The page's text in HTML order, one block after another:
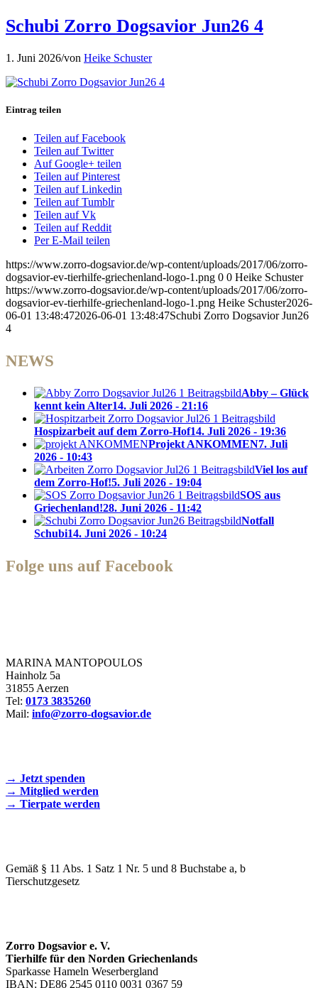
Schubi Zorro Dogsavior Jun26 4
1. Juni 2026/von Heike Schuster
Eintrag teilen
Teilen auf Facebook
Teilen auf Twitter
Auf Google+ teilen
Teilen auf Pinterest
Teilen auf Linkedin
Teilen auf Tumblr
Teilen auf Vk
Teilen auf Reddit
Per E-Mail teilen
https://www.zorro-dogsavior.de/wp-content/uploads/2017/06/zorro-
dogsavior-ev-tierhilfe-griechenland-logo-1.png 0 0 Heike Schuster
https://www.zorro-dogsavior.de/wp-content/uploads/2017/06/zorro-
dogsavior-ev-tierhilfe-griechenland-logo-1.png Heike Schuster2026-
06-01 13:48:472026-06-01 13:48:47Schubi Zorro Dogsavior Jun26
4
NEWS
Abby – Glück
kennt kein Alter14. Juli 2026 - 21:16
Hospizarbeit auf dem Zorro-Hof14. Juli 2026 - 19:36
Projekt ANKOMMEN7. Juli
2026 - 10:43
Viel los auf
dem Zorro-Hof!5. Juli 2026 - 19:04
SOS aus
Griechenland!28. Juni 2026 - 11:42
Notfall
Schubi14. Juni 2026 - 10:24
Folge uns auf Facebook
MARINA MANTOPOULOS
Hainholz 5a
31855 Aerzen
Tel: 0173 3835260
Mail: info@zorro-dogsavior.de
→ Jetzt spenden
→ Mitglied werden
→ Tierpate werden
Gemäß § 11 Abs. 1 Satz 1 Nr. 5 und 8 Buchstabe a, b
Tierschutzgesetz
Zorro Dogsavior e. V.
Tierhilfe für den Norden Griechenlands
Sparkasse Hameln Weserbergland
IBAN: DE86 2545 0110 0031 0367 59